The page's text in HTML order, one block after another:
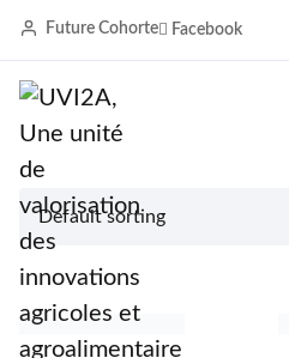
Future Cohorte Facebook
Showing all 7 results
Orange Top